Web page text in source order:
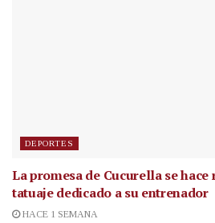
DEPORTES
La promesa de Cucurella se
tatuaje dedicado a su entrenador
HACE 1 SEMANA